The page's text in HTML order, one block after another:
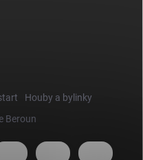
Houby a bylinky
Beroun